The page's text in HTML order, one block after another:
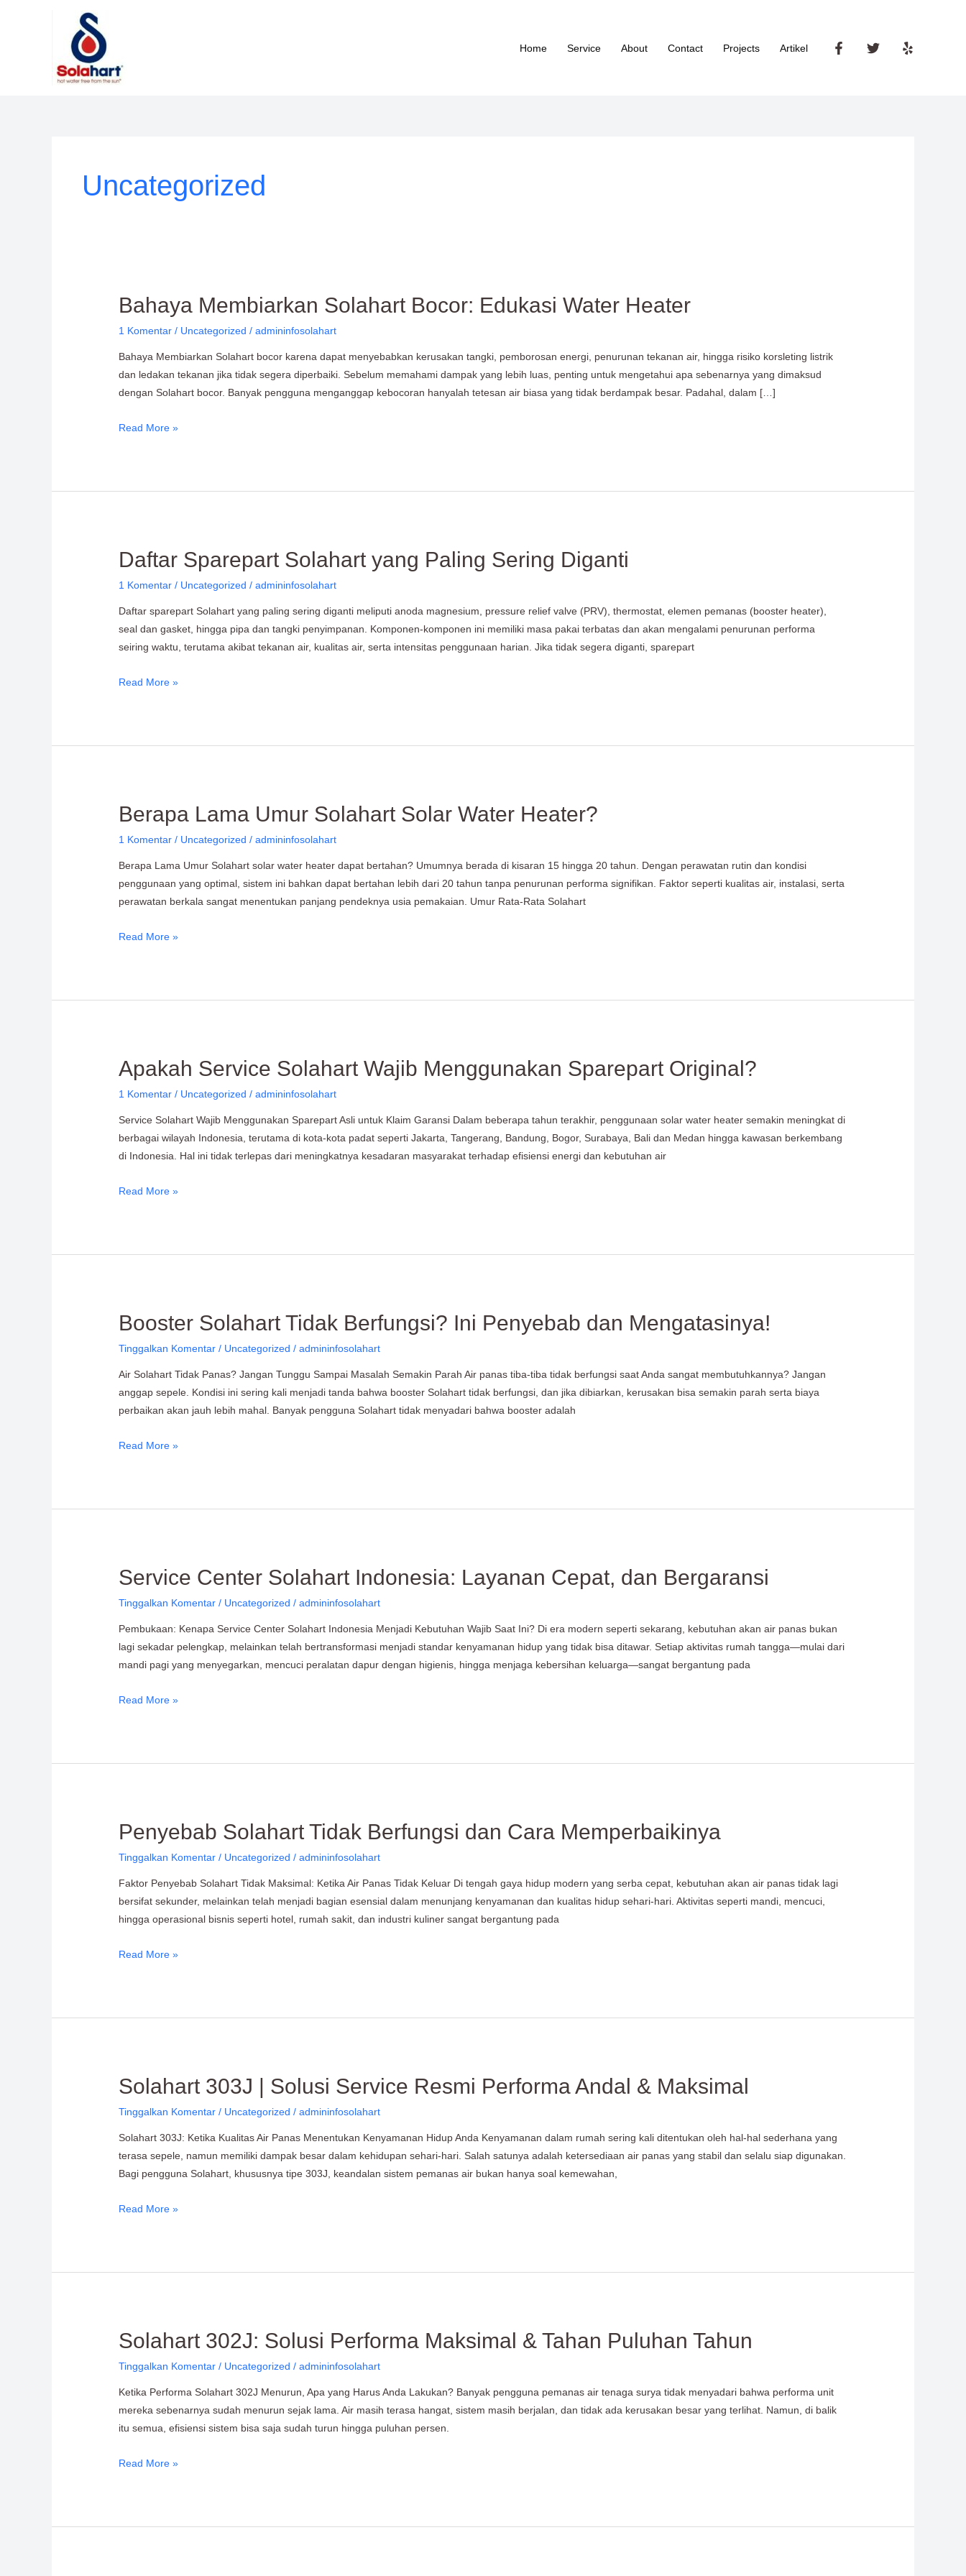
Home Service About Contact Projects Artikel
Uncategorized
Bahaya Membiarkan Solahart Bocor: Edukasi Water Heater
1 Komentar / Uncategorized /admininfosolahart
Bahaya Membiarkan Solahart bocor karena dapat menyebabkan kerusakan tangki, pemborosan energi, penurunan tekanan air, hingga risiko korsleting listrik
dan ledakan tekanan jika tidak segera diperbaiki. Sebelum memahami dampak yang lebih luas, penting untuk mengetahui apa sebenarnya yang dimaksud
dengan Solahart bocor. Banyak pengguna menganggap kebocoran hanyalah tetesan air biasa yang tidak berdampak besar. Padahal, dalam […]
Bahaya
Membiarkan
Solahart
Bocor:
Edukasi
Water
Read More »
Daftar Sparepart Solahart yang Paling Sering Diganti
1 Komentar / Uncategorized /admininfosolahart
Daftar sparepart Solahart yang paling sering diganti meliputi anoda magnesium, pressure relief valve (PRV), thermostat, elemen pemanas (booster heater),
seal dan gasket, hingga pipa dan tangki penyimpanan. Komponen-komponen ini memiliki masa pakai terbatas dan akan mengalami penurunan performa
seiring waktu, terutama akibat tekanan air, kualitas air, serta intensitas penggunaan harian. Jika tidak segera diganti, sparepart
Daftar
Solahart
yang
Paling
Sering
Read More »
Berapa Lama Umur Solahart Solar Water Heater?
1 Komentar / Uncategorized /admininfosolahart
Berapa Lama Umur Solahart solar water heater dapat bertahan? Umumnya berada di kisaran 15 hingga 20 tahun. Dengan perawatan rutin dan kondisi
penggunaan yang optimal, sistem ini bahkan dapat bertahan lebih dari 20 tahun tanpa penurunan performa signifikan. Faktor seperti kualitas air, instalasi, serta
perawatan berkala sangat menentukan panjang pendeknya usia pemakaian. Umur Rata-Rata Solahart
Berapa
Umur
Solahart
Solar
Water
Read More »
Apakah Service Solahart Wajib Menggunakan Sparepart Original?
1 Komentar / Uncategorized /admininfosolahart
Service Solahart Wajib Menggunakan Sparepart Asli untuk Klaim Garansi Dalam beberapa tahun terakhir, penggunaan solar water heater semakin meningkat di
berbagai wilayah Indonesia, terutama di kota-kota padat seperti Jakarta, Tangerang, Bandung, Bogor, Surabaya, Bali dan Medan hingga kawasan berkembang
di Indonesia. Hal ini tidak terlepas dari meningkatnya kesadaran masyarakat terhadap efisiensi energi dan kebutuhan air
Apakah
Service
Solahart
Wajib
Menggunakan
Sparepart
Read More »
Booster Solahart Tidak Berfungsi? Ini Penyebab dan Mengatasinya!
Tinggalkan Komentar / Uncategorized /admininfosolahart
Air Solahart Tidak Panas? Jangan Tunggu Sampai Masalah Semakin Parah Air panas tiba-tiba tidak berfungsi saat Anda sangat membutuhkannya? Jangan
anggap sepele. Kondisi ini sering kali menjadi tanda bahwa booster Solahart tidak berfungsi, dan jika dibiarkan, kerusakan bisa semakin parah serta biaya
perbaikan akan jauh lebih mahal. Banyak pengguna Solahart tidak menyadari bahwa booster adalah
Booster
Tidak
Berfungsi?
Ini
Penyebab
Mengatasinya!
Read More »
Service Center Solahart Indonesia: Layanan Cepat, dan Bergaransi
Tinggalkan Komentar / Uncategorized /admininfosolahart
Pembukaan: Kenapa Service Center Solahart Indonesia Menjadi Kebutuhan Wajib Saat Ini? Di era modern seperti sekarang, kebutuhan akan air panas bukan
lagi sekadar pelengkap, melainkan telah bertransformasi menjadi standar kenyamanan hidup yang tidak bisa ditawar. Setiap aktivitas rumah tangga—mulai dari
mandi pagi yang menyegarkan, mencuci peralatan dapur dengan higienis, hingga menjaga kebersihan keluarga—sangat bergantung pada
Service
Solahart
Indonesia:
Layanan
Cepat,
Bergaransi
Read More »
Penyebab Solahart Tidak Berfungsi dan Cara Memperbaikinya
Tinggalkan Komentar / Uncategorized /admininfosolahart
Faktor Penyebab Solahart Tidak Maksimal: Ketika Air Panas Tidak Keluar Di tengah gaya hidup modern yang serba cepat, kebutuhan akan air panas tidak lagi
bersifat sekunder, melainkan telah menjadi bagian esensial dalam menunjang kenyamanan dan kualitas hidup sehari-hari. Aktivitas seperti mandi, mencuci,
hingga operasional bisnis seperti hotel, rumah sakit, dan industri kuliner sangat bergantung pada
Penyebab
Tidak
Berfungsi
dan
Cara
Read More »
Solahart 303J | Solusi Service Resmi Performa Andal & Maksimal
Tinggalkan Komentar / Uncategorized /admininfosolahart
Solahart 303J: Ketika Kualitas Air Panas Menentukan Kenyamanan Hidup Anda Kenyamanan dalam rumah sering kali ditentukan oleh hal-hal sederhana yang
terasa sepele, namun memiliki dampak besar dalam kehidupan sehari-hari. Salah satunya adalah ketersediaan air panas yang stabil dan selalu siap digunakan.
Bagi pengguna Solahart, khususnya tipe 303J, keandalan sistem pemanas air bukan hanya soal kemewahan,
Solahart
|
Solusi
Service
Resmi
Andal
Read More »
Solahart 302J: Solusi Performa Maksimal & Tahan Puluhan Tahun
Tinggalkan Komentar / Uncategorized /admininfosolahart
Ketika Performa Solahart 302J Menurun, Apa yang Harus Anda Lakukan? Banyak pengguna pemanas air tenaga surya tidak menyadari bahwa performa unit
mereka sebenarnya sudah menurun sejak lama. Air masih terasa hangat, sistem masih berjalan, dan tidak ada kerusakan besar yang terlihat. Namun, di balik
itu semua, efisiensi sistem bisa saja sudah turun hingga puluhan persen.
Solahart
Solusi
Performa
Maksimal
&
Puluhan
Read More »